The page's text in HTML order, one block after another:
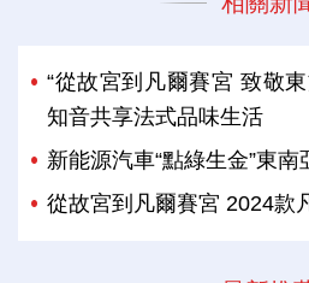
“從故宮到凡爾賽宮 致敬
知音共享法式品味生活
新能源汽車“點綠生金”東南
從故宮到凡爾賽宮 2024款